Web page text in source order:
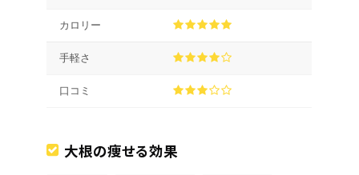
カロリー
手軽さ
口コミ
大根の痩せる効果